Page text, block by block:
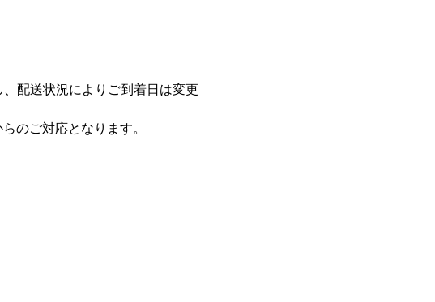
配送状況によりご到着日は変更
のご対応となります。